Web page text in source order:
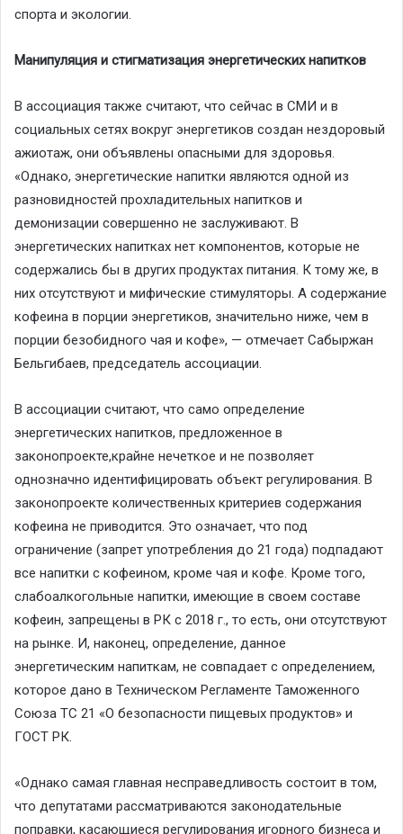
спорта и экологии.
Манипуляция и стигматизация энергетических напитков
В ассоциация также считают, что сейчас в СМИ и в
социальных сетях вокруг энергетиков создан нездоровый
ажиотаж, они объявлены опасными для здоровья.
«Однако, энергетические напитки являются одной из
разновидностей прохладительных напитков и
демонизации совершенно не заслуживают. В
энергетических напитках нет компонентов, которые не
содержались бы в других продуктах питания. К тому же, в
них отсутствуют и мифические стимуляторы. А содержание
кофеина в порции энергетиков, значительно ниже, чем в
порции безобидного чая и кофе», — отмечает Сабыржан
Бельгибаев, председатель ассоциации.
В ассоциации считают, что само определение
энергетических напитков, предложенное в
законопроекте,крайне нечеткое и не позволяет
однозначно идентифицировать объект регулирования. В
законопроекте количественных критериев содержания
кофеина не приводится. Это означает, что под
ограничение (запрет употребления до 21 года) подпадают
все напитки с кофеином, кроме чая и кофе. Кроме того,
слабоалкогольные напитки, имеющие в своем составе
кофеин, запрещены в РК с 2018 г., то есть, они отсутствуют
на рынке. И, наконец, определение, данное
энергетическим напиткам, не совпадает с определением,
которое дано в Техническом Регламенте Таможенного
Союза ТС 21 «О безопасности пищевых продуктов» и
ГОСТ РК.
«Однако самая главная несправедливость состоит в том,
что депутатами рассматриваются законодательные
поправки, касающиеся регулирования игорного бизнеса и